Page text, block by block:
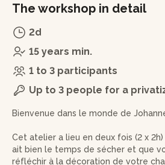
The workshop in detail
2d
15 years min.
1 to 3 participants
Up to 3 people for a
Bienvenue dans le monde de
Cet atelier a lieu en deux fois (2 x
ait bien le temps de sécher et que
réfléchir à la décoration de votre